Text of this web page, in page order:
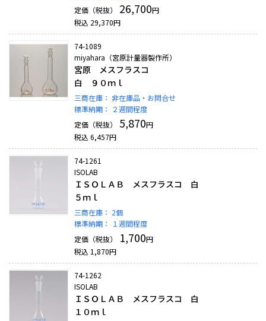
定価（税抜）
26,700円
税込 29,370円
74-1089
miyahara（宮原計量器製作所）
宮原 メスフラスコ
白 ９０ｍｌ
三商在庫： 非在庫品・お問合せ
標準納期：
２週間程度
定価（税抜）
5,870円
税込 6,457円
74-1261
ISOLAB
ＩＳＯＬＡＢ メスフラスコ 白
５ｍｌ
三商在庫： 2個
標準納期：
１週間程度
定価（税抜）
1,700円
税込 1,870円
74-1262
ISOLAB
ＩＳＯＬＡＢ メスフラスコ 白
１０ｍｌ